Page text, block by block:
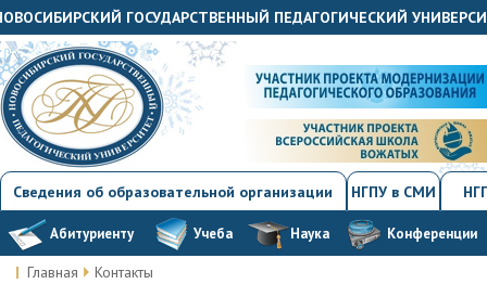
ГОСУДАРСТВЕННЫЙ ПЕДАГОГИЧЕСКИЙ
Сведения об образовательной организации НГПУ в СМИ
Абитуриенту Учеба Наука Конференции
Главная Контакты